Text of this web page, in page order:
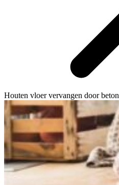
Houten vloer vervangen door beton